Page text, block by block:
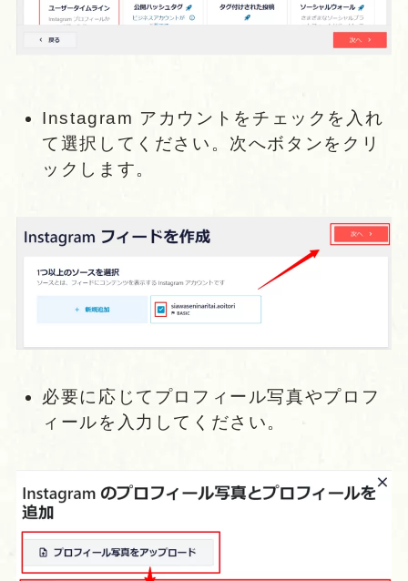
Instagram アカウントをチェックを入れ
て選択してください。次へボタンをクリ
ックします。
必要に応じてプロフィール写真やプロフ
ィールを入力してください。